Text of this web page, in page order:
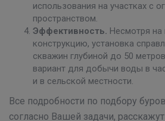
использования на участках с
пространством.
Эффективность. Несмотря на
конструкцию, установка
скважин глубиной до 50
вариант для добычи воды в
и в сельской местности.
Все подробности по подбору
согласно Вашей задачи,